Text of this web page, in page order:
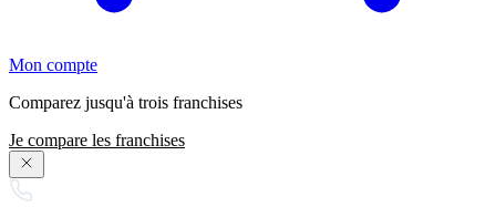
Mon compte
Comparez jusqu'à trois franchises
Je compare les franchises